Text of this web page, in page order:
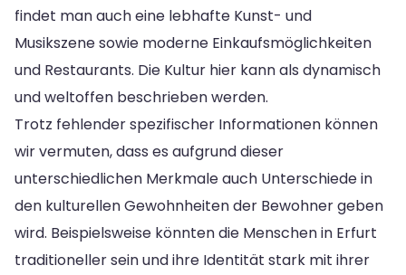
findet man auch eine lebhafte Kunst- und
Musikszene sowie moderne Einkaufsmöglichkeiten
und Restaurants. Die Kultur hier kann als dynamisch
und weltoffen beschrieben werden.
Trotz fehlender spezifischer Informationen können
wir vermuten, dass es aufgrund dieser
unterschiedlichen Merkmale auch Unterschiede in
den kulturellen Gewohnheiten der Bewohner geben
wird. Beispielsweise könnten die Menschen in Erfurt
traditioneller sein und ihre Identität stark mit ihrer